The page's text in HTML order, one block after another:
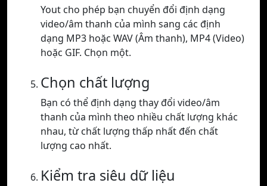
Yout cho phép bạn chuyển đổi định dạng
video/âm thanh của mình sang các định
dạng MP3 hoặc WAV (Âm thanh), MP4 (Video)
hoặc GIF. Chọn một.
Chọn chất lượng
Bạn có thể định dạng thay đổi video/âm
thanh của mình theo nhiều chất lượng khác
nhau, từ chất lượng thấp nhất đến chất
lượng cao nhất.
Kiểm tra siêu dữ liệu